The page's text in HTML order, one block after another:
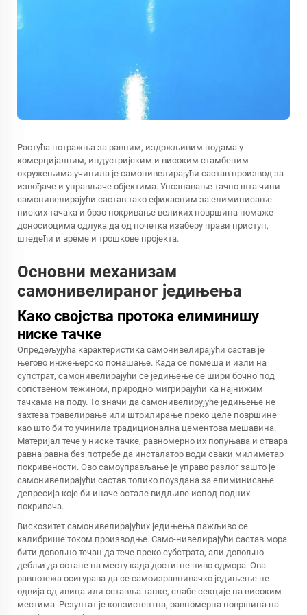
Растућа потражња за равним, издржљивим подама у
комерцијалним, индустријским и високим стамбеним
окружењима учинила је самонивелирајући састав производ за
извођаче и управљаче објектима. Упознавање тачно шта чини
самонивелирајући састав тако ефикасним за елиминисање
ниских тачака и брзо покривање великих површина помаже
доносиоцима одлука да од почетка изаберу прави приступ,
штедећи и време и трошкове пројекта.
Основни механизам
самонивелираног једињења
Како својства протока елиминишу
ниске тачке
Опредељујућа карактеристика самонивелирајући састав је
његово инжењерско понашање. Када се помеша и изли на
супстрат, самонивелирајући се једињење се шири бочно под
сопственом тежином, природно мигрирајући ка најнижим
тачкама на поду. То значи да самонивелирујуће једињење не
захтева травелирање или штрилирање преко целе површине
као што би то учинила традиционална цементова мешавина.
Материјал тече у ниске тачке, равномерно их попуњава и ствара
равна равна без потребе да инсталатор води сваки милиметар
покривености. Ово самоуправљање је управо разлог зашто је
самонивелирајући састав толико поуздана за елиминисање
депресија које би иначе остале видљиве испод подних
покривача.
Вискозитет самонивелирајућих једињења пажљиво се
калибрише током производње. Само-нивелирајући састав мора
бити довољно течан да тече преко субстрата, али довољно
дебљи да остане на месту када достигне ниво одмора. Ова
равнотежа осигурава да се самоизравнивачко једињење не
одвија од ивица или оставља танке, слабе секције на високим
местима. Резултат је конзистентна, равномерна површина на